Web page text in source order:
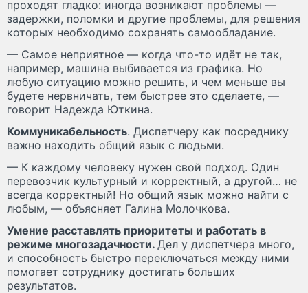
проходят гладко: иногда возникают проблемы —
задержки, поломки и другие проблемы, для решения
которых необходимо сохранять самообладание.
— Самое неприятное — когда что-то идёт не так,
например, машина выбивается из графика. Но
любую ситуацию можно решить, и чем меньше вы
будете нервничать, тем быстрее это сделаете, —
говорит Надежда Юткина.
Коммуникабельность. Диспетчеру как посреднику
важно находить общий язык с людьми.
— К каждому человеку нужен свой подход. Один
перевозчик культурный и корректный, а другой… не
всегда корректный! Но общий язык можно найти с
любым, — объясняет Галина Молочкова.
Умение расставлять приоритеты и работать в
режиме многозадачности. Дел у диспетчера много,
и способность быстро переключаться между ними
помогает сотруднику достигать больших
результатов.